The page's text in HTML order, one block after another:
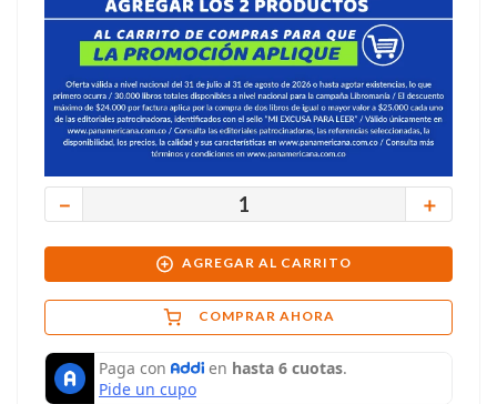
＋
－
AGREGAR AL CARRITO
COMPRAR AHORA